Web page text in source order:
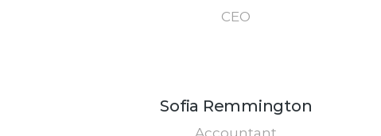
CEO
Sofia Remmington
Accountant